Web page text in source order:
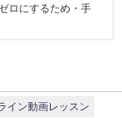
ロにするため・手
イン動画レッスン